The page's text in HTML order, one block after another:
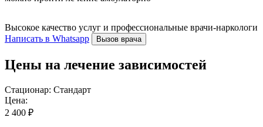
Высокое качество услуг и профессиональные врачи-наркологи
Написать в Whatsapp
Вызов врача
Цены на лечение зависимостей
Стационар: Стандарт
Цена:
2 400 ₽